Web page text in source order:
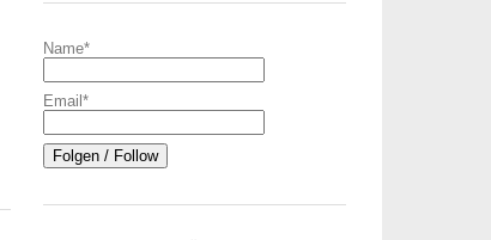
Name*
Email*